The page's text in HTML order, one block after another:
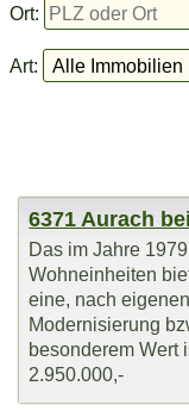
Ort:
Art:
6371 Aurach
Das im Jahre
Wohneinheiten
eine, nach
Modernisierung
besonderem Wert
2.950.000,-